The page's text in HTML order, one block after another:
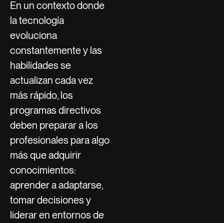
En un contexto donde
la tecnología
evoluciona
constantemente y las
habilidades se
actualizan cada vez
más rápido, los
programas directivos
deben preparar a los
profesionales para algo
más que adquirir
conocimientos:
aprender a adaptarse,
tomar decisiones y
liderar en entornos de